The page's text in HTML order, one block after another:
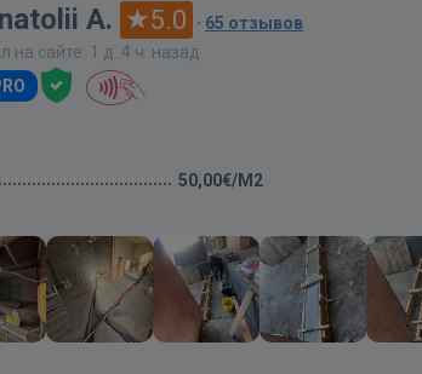
A. 5.0 · 65 отзывов
на сайте: 1 д. 4 ч. назад
50,00€/M2